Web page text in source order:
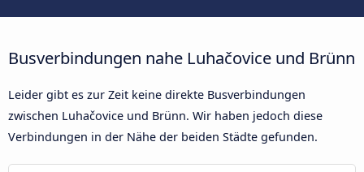
Busverbindungen nahe Luhačovice und Brünn
Leider gibt es zur Zeit keine direkte Busverbindungen
zwischen Luhačovice und Brünn. Wir haben jedoch diese
Verbindungen in der Nähe der beiden Städte gefunden.